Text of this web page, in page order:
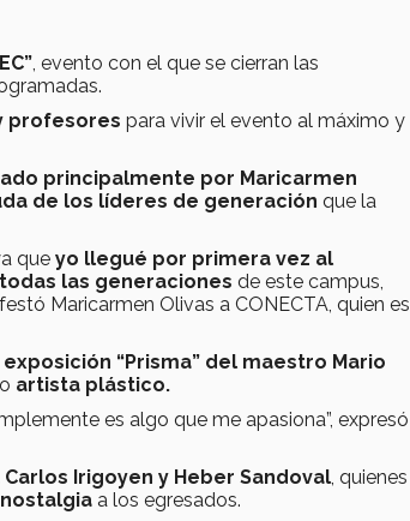
, evento con el que se cierran las
profesores para vivir el evento al máximo y
principalmente por Maricarmen
de los líderes de generación que la
que yo llegué por primera vez al
las generaciones de este campus,
Maricarmen Olivas a CONECTA, quien es
“Prisma” del maestro Mario
artista plástico.
es algo que me apasiona”, expresó
Irigoyen y Heber Sandoval, quienes
a los egresados.